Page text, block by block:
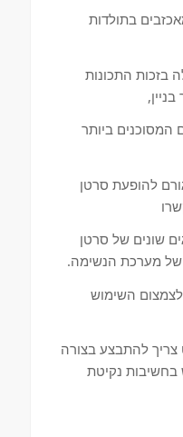
בתולדות
בזכות התכונות
ביותר
להופעת סרטן
שונים של סרטן
של מערכת הנשימה.
השימוש
צריך להתבצע בצורה
בחשיבות נקיטת